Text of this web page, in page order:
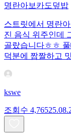
명란아보카도덮밥
스트릿에서 명란
진 음식 위주인데
골랐습니다ㅎㅎ
덕분에 짭짤하고
kswe
조회수 4,765